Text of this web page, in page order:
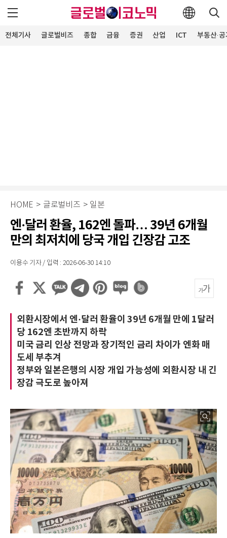
전체기사 글로벌비즈 종합 금융 증권 산업 ICT 부동산·
HOME > 글로벌비즈 > 일본
엔·달러 환율, 162엔 돌파… 39년 6개월
만의 최저치에 당국 개입 긴장감 고조
이용수 기자 / 입력 : 2026-06-30 14:10
외환시장에서 엔·달러 환율이 39년 6개월 만에 1달러
당 162엔 초반까지 하락
미국 금리 인상 전망과 장기적인 금리 차이가 엔화 매
도세 부추겨
정부와 일본은행의 시장 개입 가능성에 외환시장 내 긴
장감 극도로 높아져